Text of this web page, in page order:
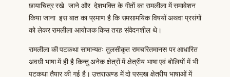
छायाचित्र रखे जाने और देशभक्ति के गीतों का रामलीला में समावेशन
किया जाना इस बात का प्रमाण है कि समसामयिक विषयों अथवा प्रसंगों
को लेकर रामलीला आयोजक किस तरह संवेदनशील थे।
रामलीला की पटकथा सामान्यतः तुलसीकृत रामचरितमानस पर आधारित
अवधी भाषा में ही है किन्तु अनेक क्षेत्रों में क्षेत्रीय भाषा एवं बोलियों में भी
पटकथा तैयार की गई है। उत्तराखण्ड में दो प्रमुख क्षेत्रीय भाषाओं में